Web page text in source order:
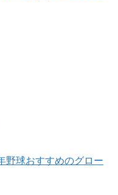
野球おすすめのグロー